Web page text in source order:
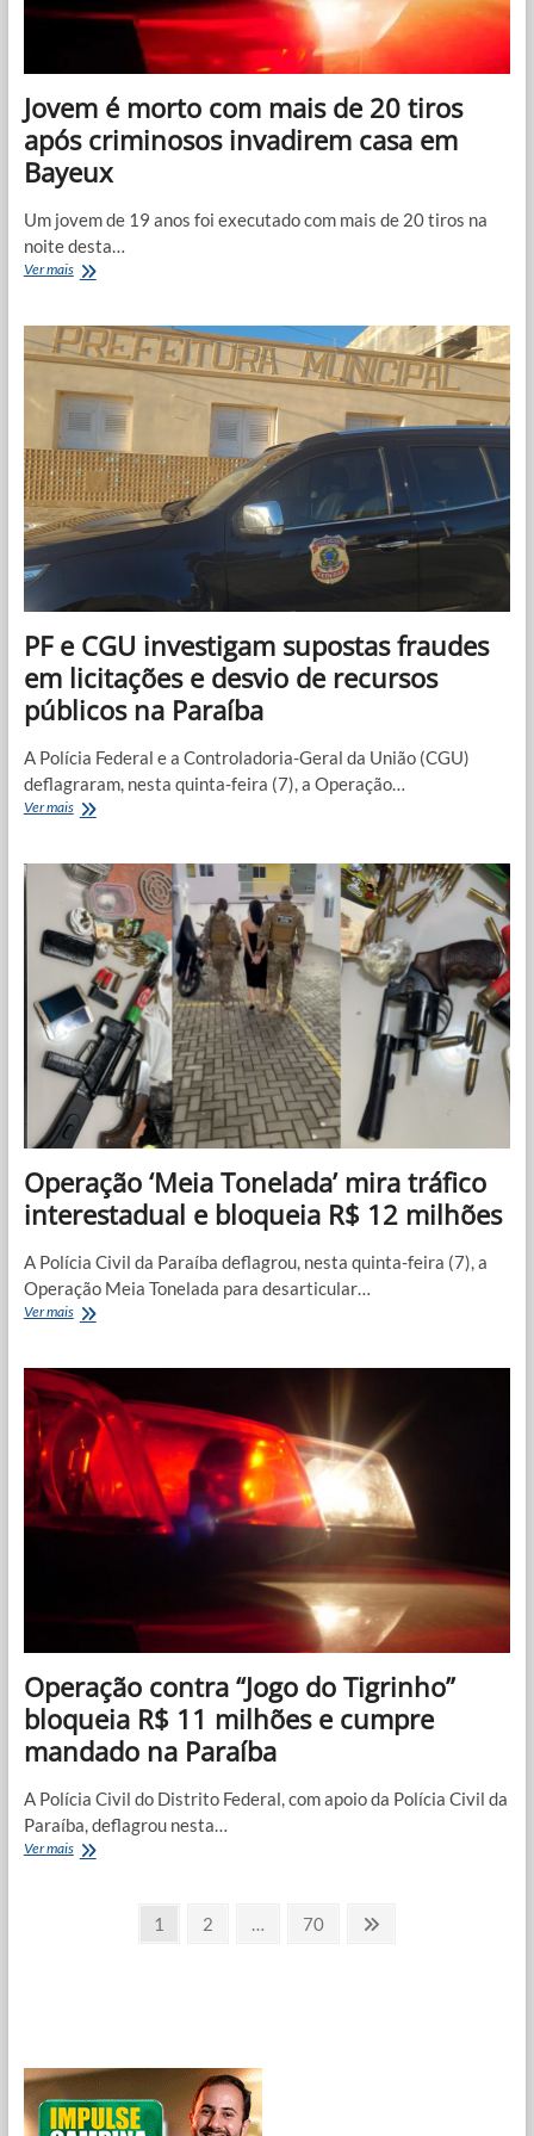
Jovem é morto com mais de 20 tiros
após criminosos invadirem casa em
Bayeux
Um jovem de 19 anos foi executado com mais de 20 tiros na
noite desta…
Ver maisJovem
com
mais
20
tiros
criminosos
invadirem
casa
em
Bayeux
PF e CGU investigam supostas fraudes
em licitações e desvio de recursos
públicos na Paraíba
A Polícia Federal e a Controladoria-Geral da União (CGU)
deflagraram, nesta quinta-feira (7), a Operação…
Ver maisPF
investigam
supostas
fraudes
em
licitações
desvio
de
recursos
públicos
na
Paraíba
Operação ‘Meia Tonelada’ mira tráfico
interestadual e bloqueia R$ 12 milhões
A Polícia Civil da Paraíba deflagrou, nesta quinta-feira (7), a
Operação Meia Tonelada para desarticular…
Ver maisOperação
mira
tráfico
interestadual
e
bloqueia
R$
12
milhões
Operação contra “Jogo do Tigrinho”
bloqueia R$ 11 milhões e cumpre
mandado na Paraíba
A Polícia Civil do Distrito Federal, com apoio da Polícia Civil da
Paraíba, deflagrou nesta…
Ver maisOperação
mandado
na
Paraíba
PaginaçãoPage
1 Page
2 … Page
70
Next